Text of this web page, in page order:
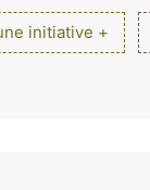
initiative +